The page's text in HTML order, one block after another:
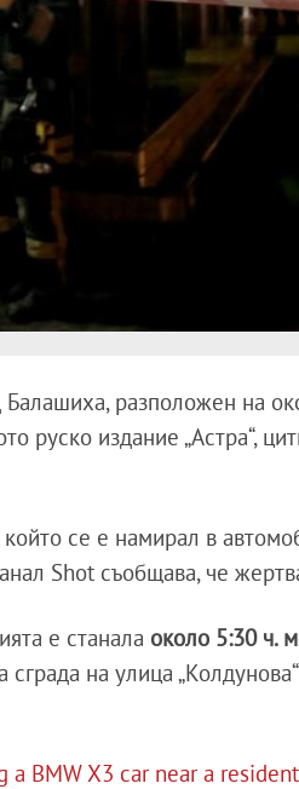
Балашиха, разположен на
руско издание „Астра“,
се е намирал в
Shot съобщава, че
е станала около 5:30 ч.
на улица „Колдунова“
BMW X3 car near a